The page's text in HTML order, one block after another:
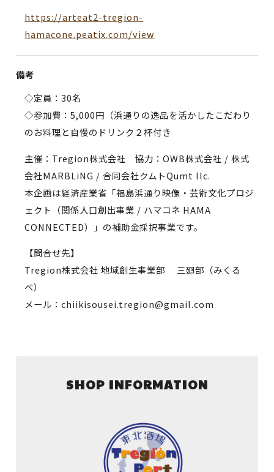
https://arteat2-tregion-
hamacone.peatix.com/view
備考
◇定員：30名
◇参加費：5,000円（浜通りの逸品を活かしたこだわり
のお料理と自慢のドリンク２杯付き
主催：Tregion株式会社 協力：OWB株式会社 / 株式
会社MARBLiNG / 合同会社クムトQumt llc.
本企画は経済産業省「福島浜通り映像・芸術文化プロジ
ェクト（関係人口創出事業 / ハマコネ HAMA
CONNECTED）」の補助金採択事業です。
【問合せ先】
Tregion株式会社 地域創生事業部 三廻部（みくる
べ）
メール：chiikisousei.tregion@gmail.com
SHOP INFORMATION